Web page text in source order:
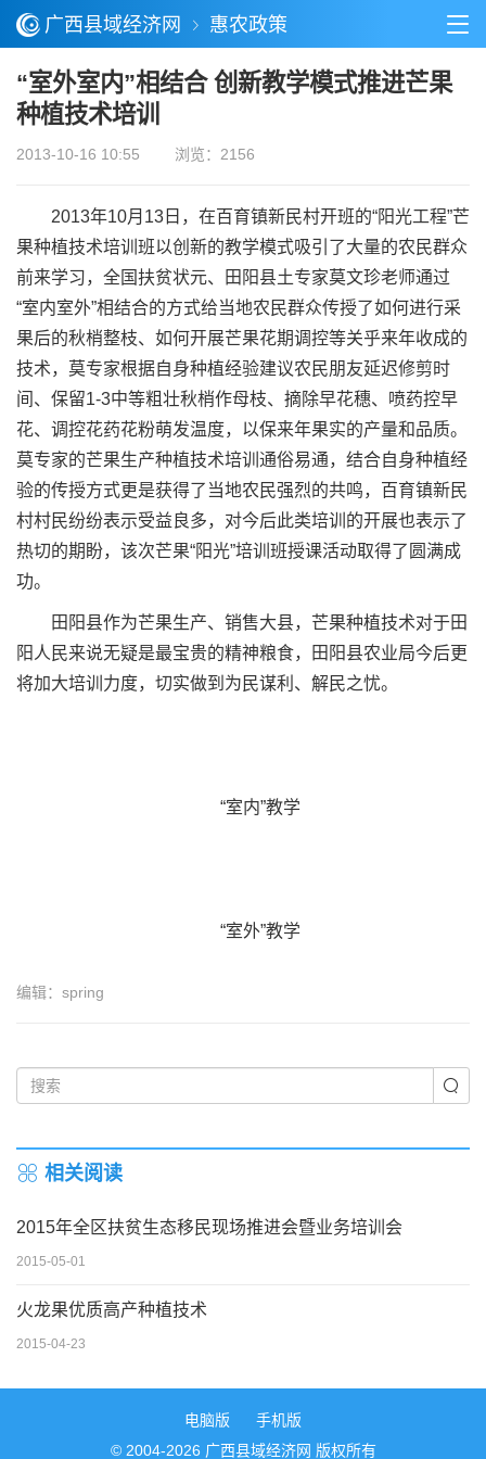
广西县域经济网 惠农政策
“室外室内”相结合 创新教学模式推进芒果
种植技术培训
2013-10-16 10:55 浏览：2156
2013年10月13日，在百育镇新民村开班的“阳光工程”芒
果种植技术培训班以创新的教学模式吸引了大量的农民群众
前来学习，全国扶贫状元、田阳县土专家莫文珍老师通过
“室内室外”相结合的方式给当地农民群众传授了如何进行采
果后的秋梢整枝、如何开展芒果花期调控等关乎来年收成的
技术，莫专家根据自身种植经验建议农民朋友延迟修剪时
间、保留1-3中等粗壮秋梢作母枝、摘除早花穗、喷药控早
花、调控花药花粉萌发温度，以保来年果实的产量和品质。
莫专家的芒果生产种植技术培训通俗易通，结合自身种植经
验的传授方式更是获得了当地农民强烈的共鸣，百育镇新民
村村民纷纷表示受益良多，对今后此类培训的开展也表示了
热切的期盼，该次芒果“阳光”培训班授课活动取得了圆满成
功。
田阳县作为芒果生产、销售大县，芒果种植技术对于田
阳人民来说无疑是最宝贵的精神粮食，田阳县农业局今后更
将加大培训力度，切实做到为民谋利、解民之忧。
“室内”教学
“室外”教学
编辑：spring
相关阅读
2015年全区扶贫生态移民现场推进会暨业务培训会
2015-05-01
火龙果优质高产种植技术
2015-04-23
电脑版
手机版
© 2004-2026 广西县域经济网 版权所有